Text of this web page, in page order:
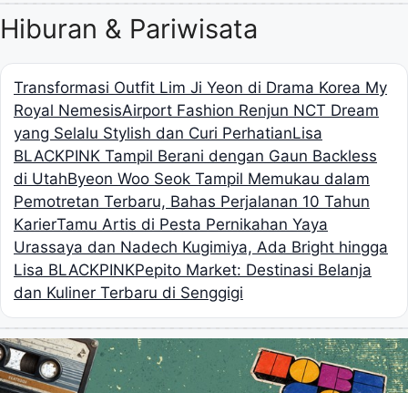
Hiburan & Pariwisata
Transformasi Outfit Lim Ji Yeon di Drama Korea My
Royal NemesisAirport Fashion Renjun NCT Dream
yang Selalu Stylish dan Curi PerhatianLisa
BLACKPINK Tampil Berani dengan Gaun Backless
di UtahByeon Woo Seok Tampil Memukau dalam
Pemotretan Terbaru, Bahas Perjalanan 10 Tahun
KarierTamu Artis di Pesta Pernikahan Yaya
Urassaya dan Nadech Kugimiya, Ada Bright hingga
Lisa BLACKPINKPepito Market: Destinasi Belanja
dan Kuliner Terbaru di Senggigi